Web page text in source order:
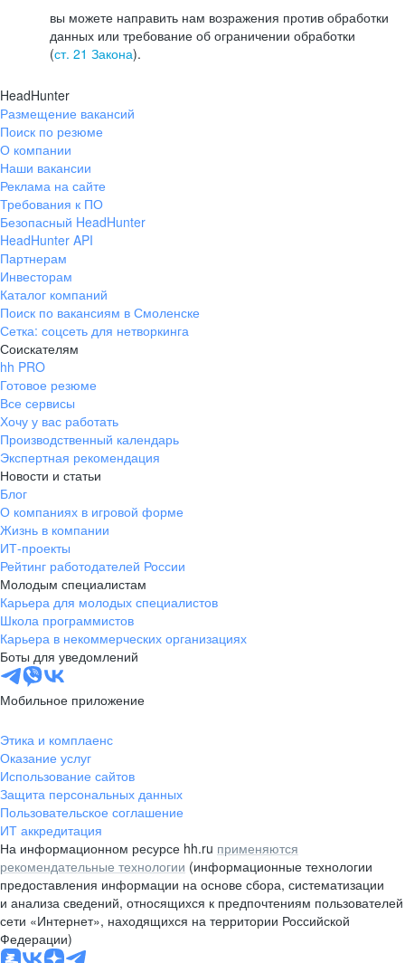
вы можете направить нам возражения против обработки
данных или требование об ограничении обработки
(ст. 21 Закона).
HeadHunter
Размещение вакансий
Поиск по резюме
О компании
Наши вакансии
Реклама на сайте
Требования к ПО
Безопасный HeadHunter
HeadHunter API
Партнерам
Инвесторам
Каталог компаний
Поиск по вакансиям в Смоленске
Сетка: соцсеть для нетворкинга
Соискателям
hh PRO
Готовое резюме
Все сервисы
Хочу у вас работать
Производственный календарь
Экспертная рекомендация
Новости и статьи
Блог
О компаниях в игровой форме
Жизнь в компании
ИТ-проекты
Рейтинг работодателей России
Молодым специалистам
Карьера для молодых специалистов
Школа программистов
Карьера в некоммерческих организациях
Боты для уведомлений
Мобильное приложение
Этика и комплаенс
Оказание услуг
Использование сайтов
Защита персональных данных
Пользовательское соглашение
ИТ аккредитация
На информационном ресурсе hh.ru применяются
рекомендательные технологии (информационные технологии
предоставления информации на основе сбора, систематизации
и анализа сведений, относящихся к предпочтениям пользователей
сети «Интернет», находящихся на территории Российской
Федерации)